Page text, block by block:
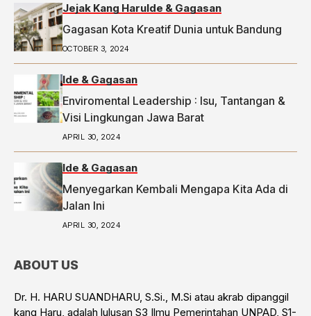
Jejak Kang HaruIde & Gagasan
Gagasan Kota Kreatif Dunia untuk Bandung
OCTOBER 3, 2024
Ide & Gagasan
Enviromental Leadership : Isu, Tantangan &
Visi Lingkungan Jawa Barat
APRIL 30, 2024
Ide & Gagasan
Menyegarkan Kembali Mengapa Kita Ada di
Jalan Ini
APRIL 30, 2024
ABOUT US
Dr. H. HARU SUANDHARU, S.Si., M.Si atau akrab dipanggil
kang Haru, adalah lulusan S3 Ilmu Pemerintahan UNPAD, S1-